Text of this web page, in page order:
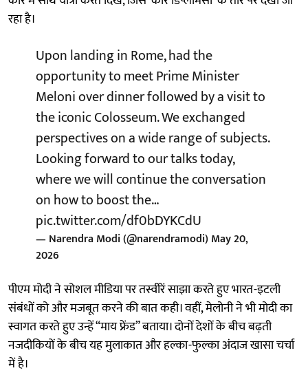
रहा है।
Upon landing in Rome, had the
opportunity to meet Prime Minister
Meloni over dinner followed by a visit to
the iconic Colosseum. We exchanged
perspectives on a wide range of subjects.
Looking forward to our talks today,
where we will continue the conversation
on how to boost the…
pic.twitter.com/df0bDYKCdU
— Narendra Modi (@narendramodi)May 20,
2026
पीएम मोदी ने सोशल मीडिया पर तस्वीरें साझा करते हुए भारत-इटली
संबंधों को और मजबूत करने की बात कही। वहीं, मेलोनी ने भी मोदी का
स्वागत करते हुए उन्हें “माय फ्रेंड” बताया। दोनों देशों के बीच बढ़ती
नजदीकियों के बीच यह मुलाकात और हल्का-फुल्का अंदाज खासा चर्चा
में है।